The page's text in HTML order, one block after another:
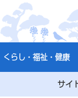
千葉県
くらし・福祉・健康
サイ